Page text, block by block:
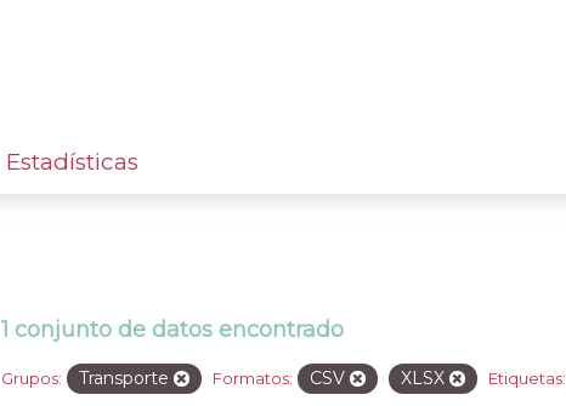
Estadísticas
1 conjunto de datos encontrado
Grupos: Transporte Formatos: CSV XLSX Etiquetas: